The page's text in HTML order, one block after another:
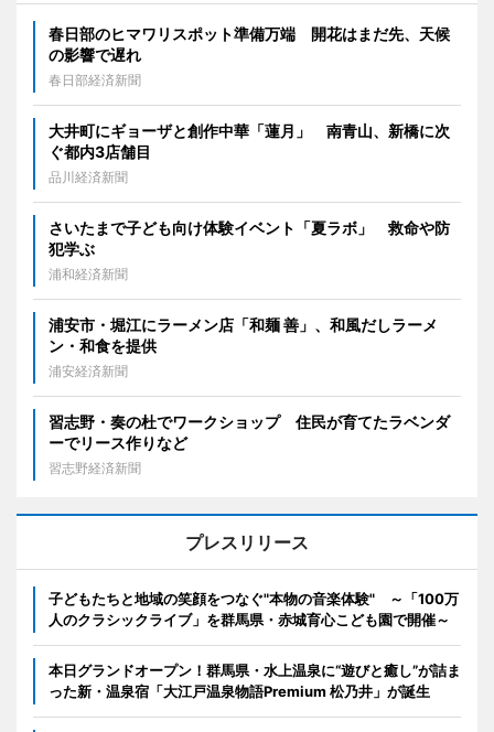
春日部のヒマワリスポット準備万端 開花はまだ先、天候
の影響で遅れ
春日部経済新聞
大井町にギョーザと創作中華「蓮月」 南青山、新橋に次
ぐ都内3店舗目
品川経済新聞
さいたまで子ども向け体験イベント「夏ラボ」 救命や防
犯学ぶ
浦和経済新聞
浦安市・堀江にラーメン店「和麺 善」、和風だしラーメ
ン・和食を提供
浦安経済新聞
習志野・奏の杜でワークショップ 住民が育てたラベンダ
ーでリース作りなど
習志野経済新聞
プレスリリース
子どもたちと地域の笑顔をつなぐ"本物の音楽体験" ～「100万
人のクラシックライブ」を群馬県・赤城育心こども園で開催～
本日グランドオープン！群馬県・水上温泉に“遊びと癒し”が詰ま
った新・温泉宿「大江戸温泉物語Premium 松乃井」が誕生